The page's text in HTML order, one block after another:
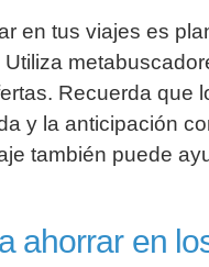
en tus viajes es
Recuerda que
y la anticipación
también puede
ahorrar en